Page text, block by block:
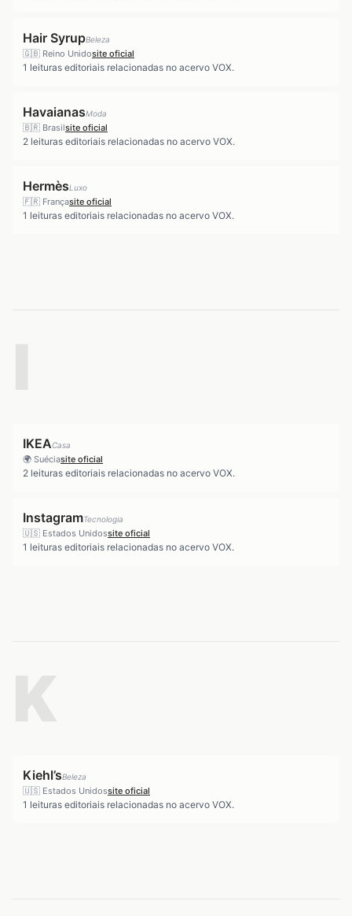
Hair SyrupBeleza
🇬🇧 Reino Unidosite oficial
1 leituras editoriais relacionadas no acervo VOX.
HavaianasModa
🇧🇷 Brasilsite oficial
2 leituras editoriais relacionadas no acervo VOX.
HermèsLuxo
🇫🇷 Françasite oficial
1 leituras editoriais relacionadas no acervo VOX.
IKEACasa
🌍 Suéciasite oficial
2 leituras editoriais relacionadas no acervo VOX.
InstagramTecnologia
🇺🇸 Estados Unidossite oficial
1 leituras editoriais relacionadas no acervo VOX.
Kiehl’sBeleza
🇺🇸 Estados Unidossite oficial
1 leituras editoriais relacionadas no acervo VOX.